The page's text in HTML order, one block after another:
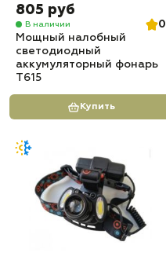
805 руб
В наличии
0
Мощный налобный
светодиодный
аккумуляторный фонарь
T615
Купить